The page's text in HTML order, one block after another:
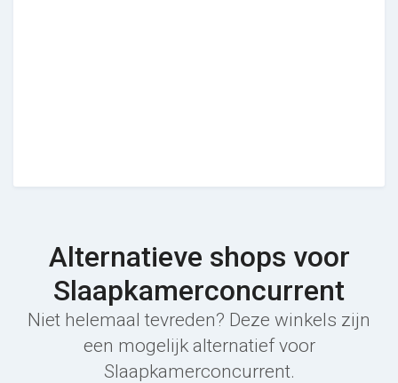
Alternatieve shops voor
Slaapkamerconcurrent
Niet helemaal tevreden? Deze winkels zijn
een mogelijk alternatief voor
Slaapkamerconcurrent.